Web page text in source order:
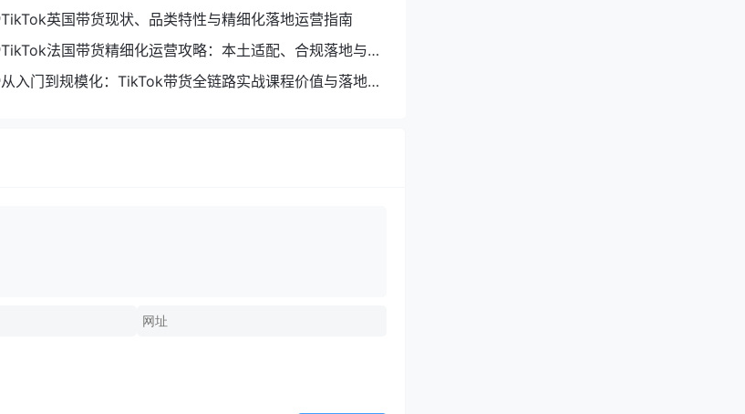
TikTok英国带货现状、品类特性与精细化落地运营指南
TikTok法国带货精细化运营攻略：本土适配、合规落地与长
效起量打法
从入门到规模化：TikTok带货全链路实战课程价值与落地体